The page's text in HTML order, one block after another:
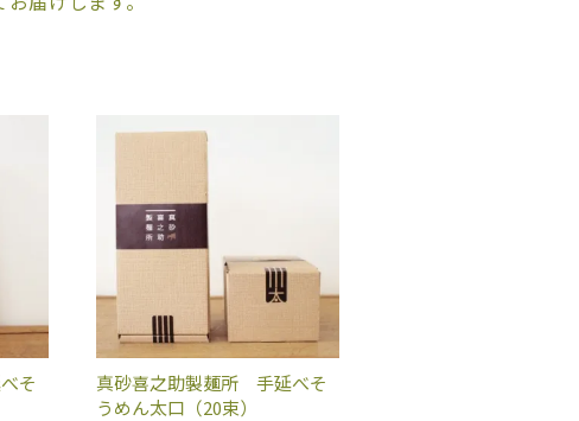
そ
真砂喜之助製麺所 手延べそ
うめん太口（20束）